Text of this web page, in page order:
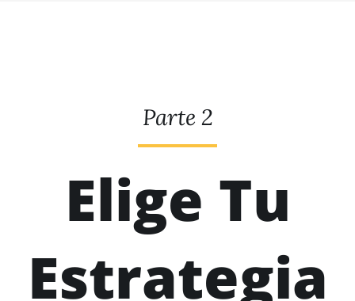
Parte 2
Elige Tu
Estrategia